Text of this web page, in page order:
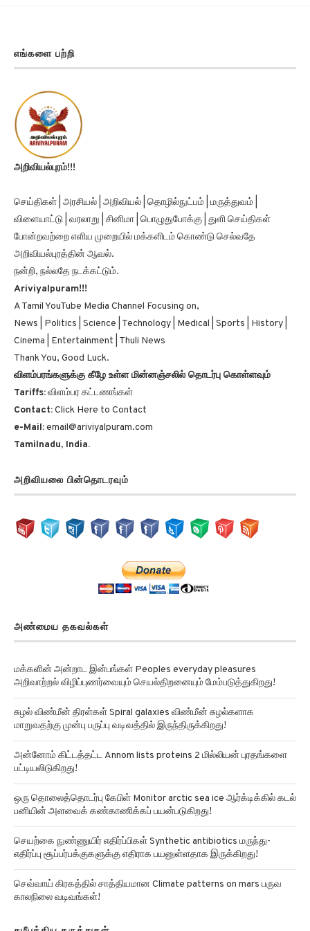
அறிவியல்புரம்!!!
விளையாட்டு | வரலாறு | சினிமா | பொழுதுபோக்கு | துளி செய்திகள்
போன்றவற்றை எளிய முறையில் மக்களிடம் கொண்டு செல்வதே
அறிவியல்புரத்தின் ஆவல்.
நன்றி, நல்லதே நடக்கட்டும்.
Ariviyalpuram!!!
A Tamil YouTube Media Channel Focusing on,
News | Politics | Science | Technology | Medical | Sports | History |
Cinema | Entertainment | Thuli News
Thank You, Good Luck.
விளம்பரங்களுக்கு கீழே உள்ள மின்னஞ்சலில் தொடர்பு கொள்ளவும்
Tariffs:விளம்பர கட்டணங்கள்
Contact:Click Here to Contact
e-Mail: email@ariviyalpuram.com
Tamilnadu, India.
அறிவாற்றல் விழிப்புணர்வையும் செயல்திறனையும் மேம்படுத்துகிறது!
சுழல் விண்மீன் திரள்கள் Spiral galaxies விண்மீன் சுழல்களாக
மாறுவதற்கு முன்பு பருப்பு வடிவத்தில் இருந்திருக்கிறது!
அன்னோம் கிட்டத்தட்ட Annom lists proteins 2 மில்லியன் புரதங்களை
பட்டியலிடுகிறது!
ஒரு தொலைத்தொடர்பு கேபிள் Monitor arctic sea ice ஆர்க்டிக்கில் கடல்
பனியின் அளவைக் கண்காணிக்கப் பயன்படுகிறது!
செயற்கை நுண்ணுயிர் எதிர்ப்பிகள் Synthetic antibiotics மருந்து-
எதிர்ப்பு சூப்பர்பக்குகளுக்கு எதிராக பயனுள்ளதாக இருக்கிறது!
செவ்வாய் கிரகத்தில் சாத்தியமான Climate patterns on mars பருவ
காலநிலை வடிவங்கள்!